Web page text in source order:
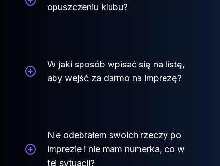
opuszczeniu klubu?
W jaki sposób wpisać się na listę,
aby wejść za darmo na imprezę?
Nie odebrałem swoich rzeczy po
imprezie i nie mam numerka, co w
tej sytuacji?